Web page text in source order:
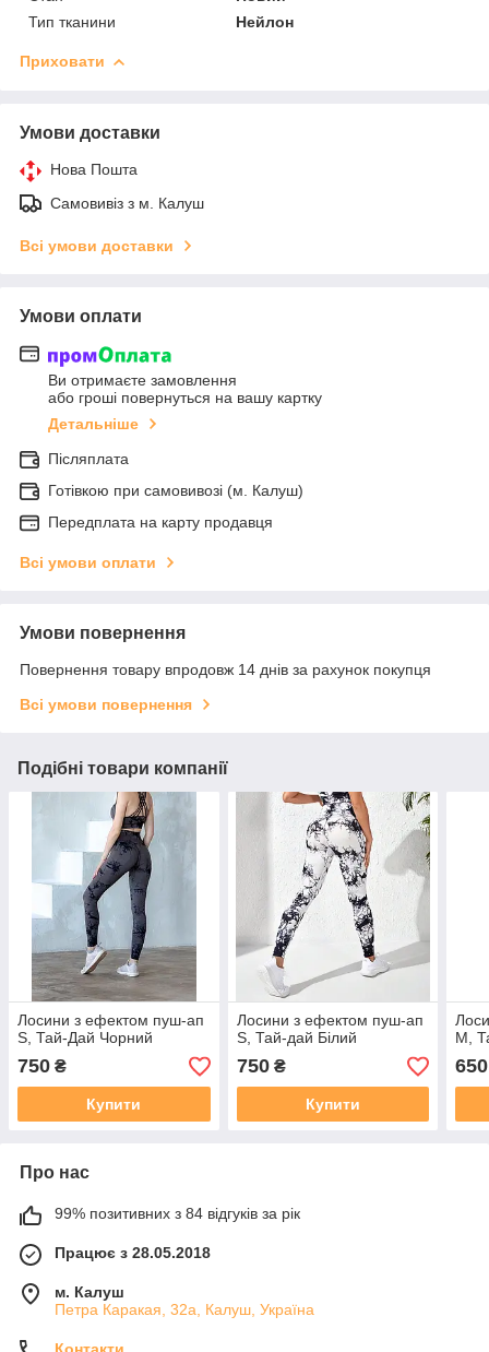
Тип тканини
Нейлон
Приховати
Умови доставки
Нова Пошта
Самовивіз з м. Калуш
Всі умови доставки
Умови оплати
Ви отримаєте замовлення
або гроші повернуться на вашу картку
Детальніше
Післяплата
Готівкою при самовивозі (м. Калуш)
Передплата на карту продавця
Всі умови оплати
Умови повернення
Повернення товару впродовж 14 днів за рахунок покупця
Всі умови повернення
Подібні товари компанії
Лосини з ефектом пуш-ап
S, Тай-Дай Чорний
750 ₴
Купити
Лосини з ефектом пуш-ап
S, Тай-дай Білий
750₴
Купити
M,
650
Про нас
99% позитивних з 84 відгуків за рік
Працює з 28.05.2018
м. Калуш
Петра Каракая, 32а, Калуш, Україна